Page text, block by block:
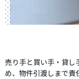
売り手と買い手・貸し
め、物件引渡しまで責